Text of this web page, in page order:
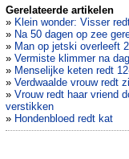
Gerelateerde artikelen
» Klein wonder: Visser
» Na 50 dagen op zee
» Man op jetski overleeft
» Vermiste klimmer na
» Menselijke keten redt
» Verdwaalde vrouw redt
» Vrouw redt haar vriend
verstikken
» Hondenbloed redt kat